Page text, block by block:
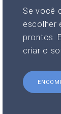
Se você
escolher
prontos.
criar o